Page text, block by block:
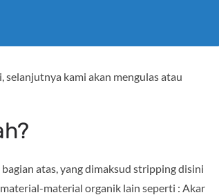
selanjutnya kami akan mengulas atau
atas, yang dimaksud stripping disini
material organik lain seperti : Akar